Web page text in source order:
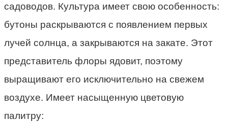
садоводов. Культура имеет свою особенность:
бутоны раскрываются с появлением первых
лучей солнца, а закрываются на закате. Этот
представитель флоры ядовит, поэтому
выращивают его исключительно на свежем
воздухе. Имеет насыщенную цветовую
палитру: